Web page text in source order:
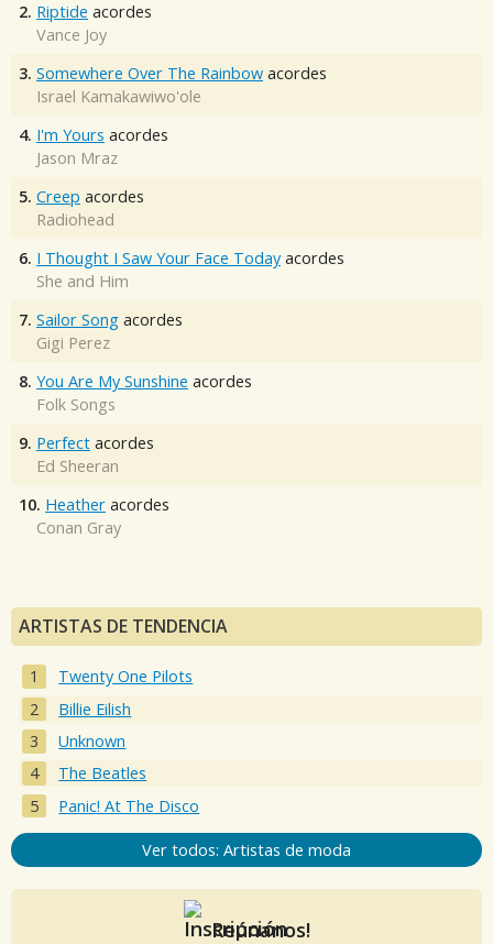
2. Riptide acordes
Vance Joy
3. Somewhere Over The Rainbow acordes
Israel Kamakawiwo'ole
4. I'm Yours acordes
Jason Mraz
5. Creep acordes
Radiohead
6. I Thought I Saw Your Face Today acordes
She and Him
7. Sailor Song acordes
Gigi Perez
8. You Are My Sunshine acordes
Folk Songs
9. Perfect acordes
Ed Sheeran
10. Heather acordes
Conan Gray
ARTISTAS DE TENDENCIA
Twenty One Pilots
Billie Eilish
Unknown
The Beatles
Panic! At The Disco
Ver todos: Artistas de moda
Reúnanos!